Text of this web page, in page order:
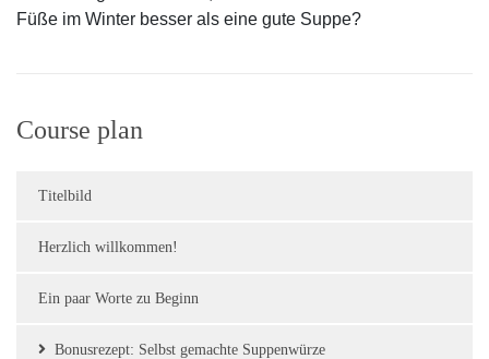
Füße im Winter besser als eine gute Suppe?
Course plan
Titelbild
Herzlich willkommen!
Ein paar Worte zu Beginn
Bonusrezept: Selbst gemachte Suppenwürze